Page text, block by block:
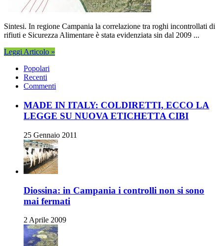
Sintesi. In regione Campania la correlazione tra roghi incontrollati di
rifiuti e Sicurezza Alimentare è stata evidenziata sin dal 2009 ...
Leggi Articolo »
Popolari
Recenti
Commenti
MADE IN ITALY: COLDIRETTI, ECCO LA
LEGGE SU NUOVA ETICHETTA CIBI
25 Gennaio 2011
Diossina: in Campania i controlli non si sono
mai fermati
2 Aprile 2009